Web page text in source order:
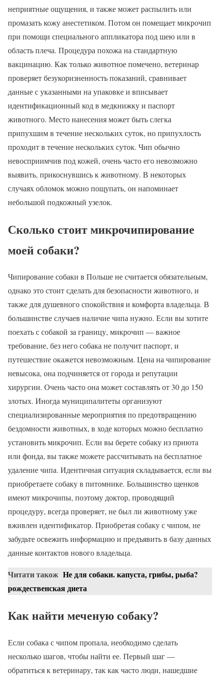
неприятные ощущения, и также может распылить или
промазать кожу анестетиком. Потом он помещает микрочип
при помощи специального аппликатора под шею или в
область плеча. Процедура похожа на стандартную
вакцинацию. Как только животное помечено, ветеринар
проверяет безукоризненность показаний, сравнивает
данные с указанными на упаковке и вписывает
идентификационный код в медкнижку и паспорт
животного. Место нанесения может быть слегка
припухшим в течение нескольких суток, но припухлость
проходит в течение нескольких суток. Чип обычно
невосприимчив под кожей, очень часто его невозможно
выявить, прикоснувшись к животному. В некоторых
случаях обломок можно пощупать, он напоминает
небольшой подкожный узелок.
Сколько стоит микрочипирование
моей собаки?
Чипирование собаки в Польше не считается обязательным,
однако это стоит сделать для безопасности животного, и
также для душевного спокойствия и комфорта владельца. В
большинстве случаев наличие чипа нужно. Если вы хотите
поехать с собакой за границу, микрочип — важное
требование, без него собака не получит паспорт, и
путешествие окажется невозможным. Цена на чипирование
невысока, она подчиняется от города и репутации
хирургии. Очень часто она может составлять от 30 до 150
злотых. Иногда муниципалитеты организуют
специализированные мероприятия по предотвращению
бездомности животных, в ходе которых можно бесплатно
установить микрочип. Если вы берете собаку из приюта
или фонда, вы также можете рассчитывать на бесплатное
удаление чипа. Идентичная ситуация складывается, если вы
приобретаете собаку в питомнике. Большинство щенков
имеют микрочипы, поэтому доктор, проводящий
процедуру, всегда проверяет, не был ли животному уже
вживлен идентификатор. Приобретая собаку с чипом, не
забудьте освежить информацию и предъявить в базу данных
данные контактов нового владельца.
Читати також Не для собаки. капуста, грибы, рыба?
рождественская диета
Как найти меченую собаку?
Если собака с чипом пропала, необходимо сделать
несколько шагов, чтобы найти ее. Первый шаг —
обратиться к ветеринару, так как часто люди, нашедшие